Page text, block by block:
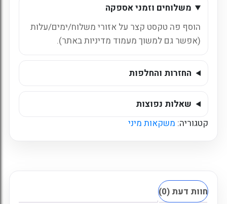
מקביל
-
300
מ"ל
24
משלוחים וזמני אספקה
הוסף פה טקסט קצר על אזורי משלוח/ימים/עלות
(אפשר גם למשוך מעמוד מדיניות באתר).
החזרות והחלפות
שאלות נפוצות
קטגוריה: משקאות מיני
חוות דעת (0)